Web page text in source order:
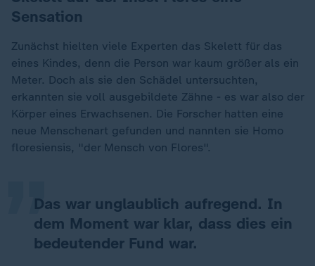
Sensation
Zunächst hielten viele Experten das Skelett für das
eines Kindes, denn die Person war kaum größer als ein
Meter. Doch als sie den Schädel untersuchten,
erkannten sie voll ausgebildete Zähne - es war also der
Körper eines Erwachsenen. Die Forscher hatten eine
neue Menschenart gefunden und nannten sie Homo
floresiensis, "der Mensch von Flores".
Das war unglaublich aufregend. In
dem Moment war klar, dass dies ein
bedeutender Fund war.
„